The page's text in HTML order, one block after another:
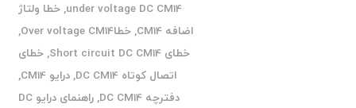
under voltage DC CM14
,خطا ولتاژ
اضافه CM14
,خطاOver voltage CM14
,
خطای Short circuit DC CM14
,خطای
اتصال کوتاه DC CM14
,درایو CM14
,
دفترچه DC CM14
,
راهنمای درایو DC